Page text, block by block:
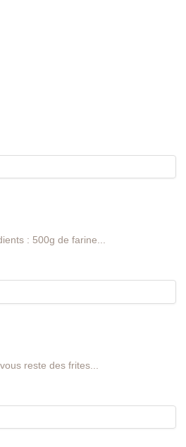
: 500g de farine...
reste des frites...